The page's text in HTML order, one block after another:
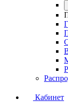
Кабинет